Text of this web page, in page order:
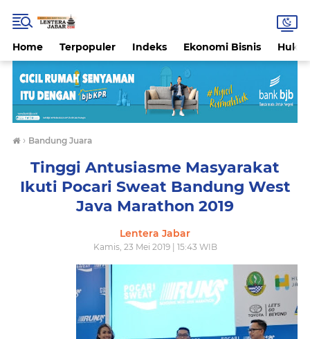
Home Terpopuler Indeks Ekonomi Bisnis
› Bandung Juara
Tinggi Antusiasme Masyarakat
Ikuti Pocari Sweat Bandung West
Java Marathon 2019
Lentera Jabar
Kamis, 23 Mei 2019 | 15:43 WIB